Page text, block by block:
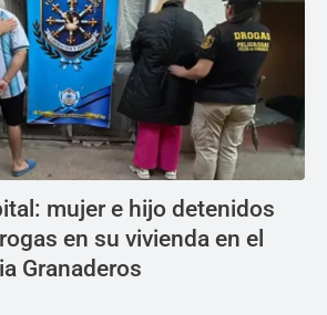
mujer e hijo detenidos
en su vivienda en el
Granaderos